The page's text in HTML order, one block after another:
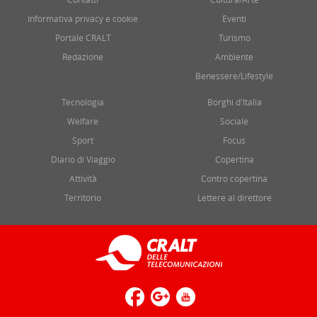
Informativa privacy e cookie
Portale CRALT
Redazione
Eventi
Turismo
Ambiente
Benessere/Lifestyle
Tecnologia
Welfare
Sport
Diario di Viaggio
Attività
Territorio
Borghi d'Italia
Sociale
Focus
Copertina
Contro copertina
Lettere al direttore